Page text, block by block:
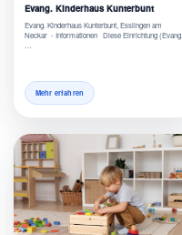
Evang. Kinderhaus Kunterbunt
Evang. Kinderhaus Kunterbunt, Esslingen am
Neckar - Informationen Diese Einrichtung (Evang.
Mehr erfahren